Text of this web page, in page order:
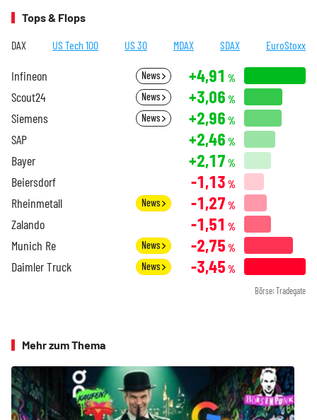
Tops & Flops
DAX US Tech 100 US 30 MDAX SDAX EuroStoxx
Infineon News +4,91 %
Scout24 News +3,06 %
Siemens News +2,96 %
SAP +2,46 %
Bayer +2,17 %
Beiersdorf -1,13 %
Rheinmetall News -1,27 %
Zalando -1,51 %
Munich Re News -2,75 %
Daimler Truck News -3,45 %
Börse: Tradegate
Mehr zum Thema